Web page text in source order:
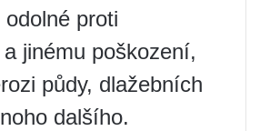
proti
jinému poškození,
půdy, dlažebních
dalšího.